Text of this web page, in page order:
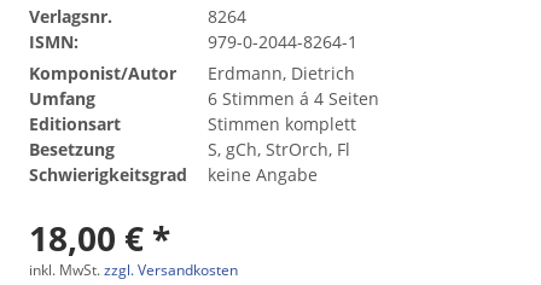
Verlagsnr.
8264
ISMN:
979-0-2044-8264-1
Komponist/Autor
Erdmann, Dietrich
Umfang
6 Stimmen á 4 Seiten
Editionsart
Stimmen komplett
Besetzung
S, gCh, StrOrch, Fl
Schwierigkeitsgrad
keine Angabe
18,00 € *
inkl. MwSt.zzgl. Versandkosten